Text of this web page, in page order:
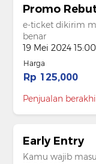
Promo
e-ticket dikirim
benar
19 Mei 2024
Harga
Rp 125,000
Penjualan
Early Entry
Kamu wajib